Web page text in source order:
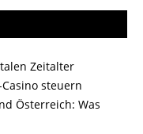
Zeitalter
steuern
Österreich: Was